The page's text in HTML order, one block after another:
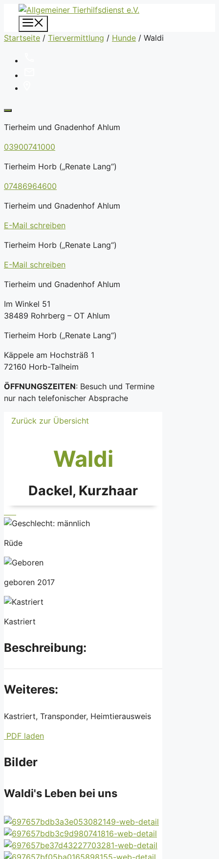
Zum
Inhalt
springen
Startseite / Tiervermittlung / Hunde / Waldi
Tierheim und Gnadenhof Ahlum
03900741000
Tierheim Horb („Renate Lang“)
07486964600
Tierheim und Gnadenhof Ahlum
E-Mail schreiben
Tierheim Horb („Renate Lang“)
E-Mail schreiben
Tierheim und Gnadenhof Ahlum
Im Winkel 51
38489 Rohrberg – OT Ahlum
Tierheim Horb („Renate Lang“)
Käppele am Hochsträß 1
72160 Horb-Talheim
ÖFFNUNGSZEITEN: Besuch und Termine
nur nach telefonischer Absprache
Zurück zur Übersicht
Waldi
Dackel, Kurzhaar
Rüde
geboren 2017
Kastriert
Beschreibung:
Weiteres:
Kastriert, Transponder, Heimtierausweis
PDF laden
Bilder
Waldi's Leben bei uns